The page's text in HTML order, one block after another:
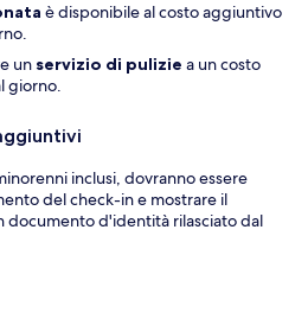
è disponibile al costo aggiuntivo
un servizio di pulizie a un costo
giorno.
inclusi, dovranno essere
del check-in e mostrare il
documento d'identità rilasciato dal